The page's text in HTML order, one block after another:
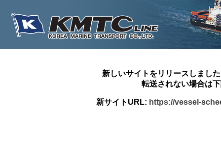
新しいサイトをリリースしまし
転送されない場合は
新サイトURL: https://vessel-